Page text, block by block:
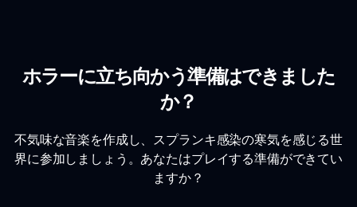
ホラーに立ち向かう準備はできました
か？
不気味な音楽を作成し、スプランキ感染の寒気を感じる世
界に参加しましょう。あなたはプレイする準備ができてい
ますか？